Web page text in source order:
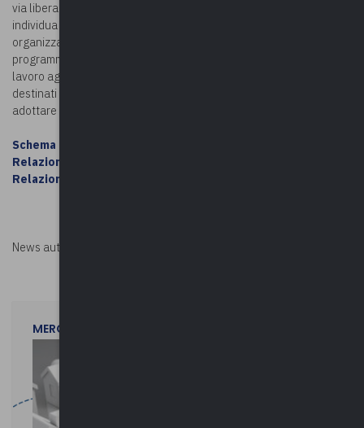
via libera definitivo al decreto del Presidente della Repubblica che
individua gli adempimenti assorbiti dal Piano integrato di attività e
organizzazione. Il Piao sopprime molti piani e adempimenti di
programmazione in capo alle amministrazioni, dal Piano per il
lavoro agile a quello per la parità di genere, fino alla performance,
destinati ora a essere assorbiti in un solo Piano unico integrato, da
adottare a partire dal prossimo 30 giugno.
Schema DPR
Relazione Tecnica
Relazione Illustrativa
News autorizzata da
MERCOLEDì 29 LUGLIO 2026